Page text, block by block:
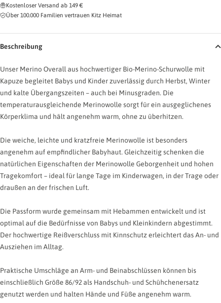
Name eingeben
Ohne Sonne
Vorschau
Kostenloser Versand ab 149 €
Über 100.000 Familien vertrauen Kitz Heimat
Beschreibung
Unser Merino Overall aus hochwertiger Bio-Merino-Schurwolle mit
Kapuze begleitet Babys und Kinder zuverlässig durch Herbst, Winter
und kalte Übergangszeiten – auch bei Minusgraden. Die
temperaturausgleichende Merinowolle sorgt für ein ausgeglichenes
Körperklima und hält angenehm warm, ohne zu überhitzen.
Die weiche, leichte und kratzfreie Merinowolle ist besonders
angenehm auf empfindlicher Babyhaut. Gleichzeitig schenken die
natürlichen Eigenschaften der Merinowolle Geborgenheit und hohen
Tragekomfort – ideal für lange Tage im Kinderwagen, in der Trage oder
draußen an der frischen Luft.
Die Passform wurde gemeinsam mit Hebammen entwickelt und ist
optimal auf die Bedürfnisse von Babys und Kleinkindern abgestimmt.
Der hochwertige Reißverschluss mit Kinnschutz erleichtert das An- und
Ausziehen im Alltag.
Praktische Umschläge an Arm- und Beinabschlüssen können bis
einschließlich Größe 86/92 als Handschuh- und Schühchenersatz
genutzt werden und halten Hände und Füße angenehm warm.